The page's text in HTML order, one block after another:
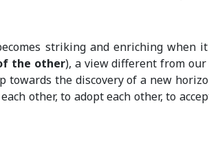
striking and enriching when
the other), a view different from
towards the discovery of a new
other, to adopt each other, to